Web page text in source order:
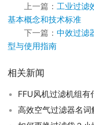
上一篇： 工业过滤
基本概念和技术标准
下一篇： 中效过滤
型与使用指南
相关新闻